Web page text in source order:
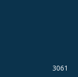
3061